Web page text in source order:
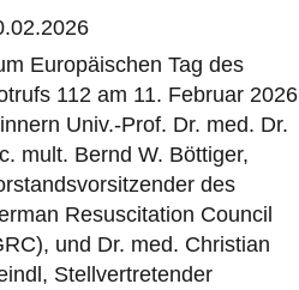
Europäischen Tag des
112 am 11. Februar 2026
Univ.-Prof. Dr. med. Dr.
mult. Bernd W. Böttiger,
des
Resuscitation Council
und Dr. med. Christian
Stellvertretender